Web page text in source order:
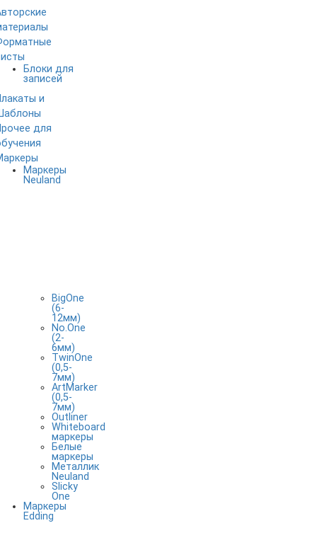
Блоки для
записей
и
для
Маркеры
Neuland
BigOne
(6-
12мм)
No.One
(2-
6мм)
TwinOne
(0,5-
7мм)
ArtMarker
(0,5-
7мм)
Outliner
Whiteboard
маркеры
Белые
маркеры
Металлик
Neuland
Slicky
One
Маркеры
Edding